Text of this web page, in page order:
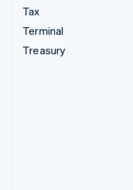
Tax
Terminal
Treasury